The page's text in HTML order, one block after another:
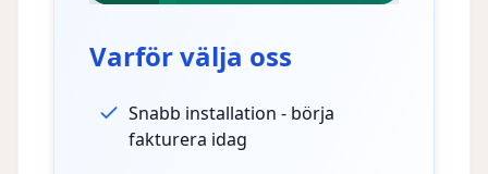
Varför välja oss
Snabb installation - börja
fakturera idag